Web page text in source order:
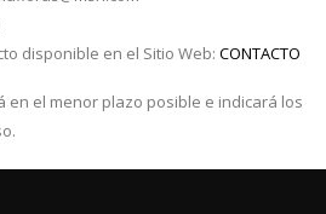
disponible en el Sitio Web: CONTACTO
en el menor plazo posible e indicará los